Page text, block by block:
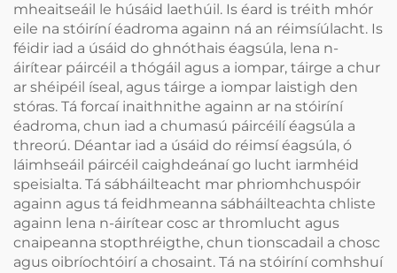
mheaitseáil le húsáid laethúil. Is éard is tréith mhór
eile na stóiríní éadroma againn ná an réimsíúlacht. Is
féidir iad a úsáid do ghnóthais éagsúla, lena n-
áirítear páircéil a thógáil agus a iompar, táirge a chur
ar shéipéil íseal, agus táirge a iompar laistigh den
stóras. Tá forcaí inaithnithe againn ar na stóiríní
éadroma, chun iad a chumasú páircéilí éagsúla a
threorú. Déantar iad a úsáid do réimsí éagsúla, ó
láimhseáil páircéil caighdeánaí go lucht iarmhéid
speisialta. Tá sábháilteacht mar phriomhchuspóir
againn agus tá feidhmeanna sábháilteachta chliste
againn lena n-áirítear cosc ar thromlucht agus
cnaipeanna stopthréigthe, chun tionscadail a chosc
agus oibríochtóirí a chosaint. Tá na stóiríní comhshuí